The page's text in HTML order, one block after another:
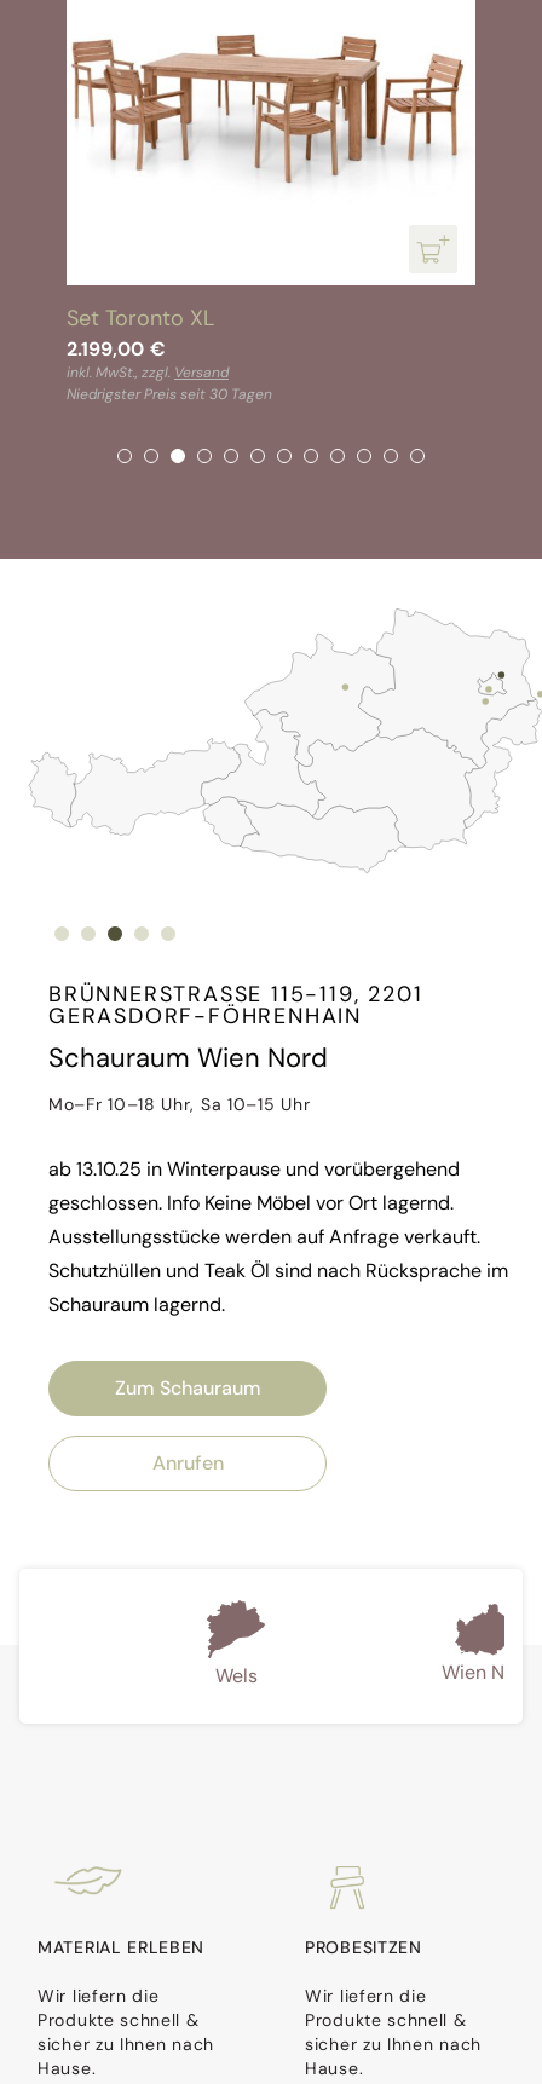
Set Toronto XL
2.199,00 €
inkl. MwSt., zzgl. Versand
Niedrigster Preis seit 30 Tagen
BRÜNNERSTRASSE 115-119, 2201 G
ERASDORF-FÖHRENHAIN
Schauraum Wien Nord
Mo–Fr 10–18 Uhr, Sa 10–15 Uhr
ab 13.10.25 in Winterpause und vorübergehend
geschlossen. Info Keine Möbel vor Ort lagernd.
Ausstellungsstücke werden auf Anfrage verkauft.
Schutzhüllen und Teak Öl sind nach Rücksprache im
Schauraum lagernd.
Zum Schauraum
Anrufen
Wels Wien Nord
MATERIAL ERLEBEN
Wir liefern die
Produkte schnell &
sicher zu Ihnen nach
Hause.
PROBESITZEN
Wir liefern die
Produkte schnell &
sicher zu Ihnen nach
Hause.